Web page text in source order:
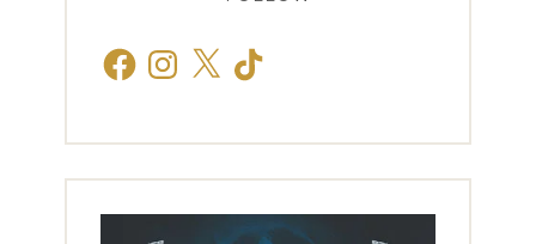
FacebookInstagram
X TikTok